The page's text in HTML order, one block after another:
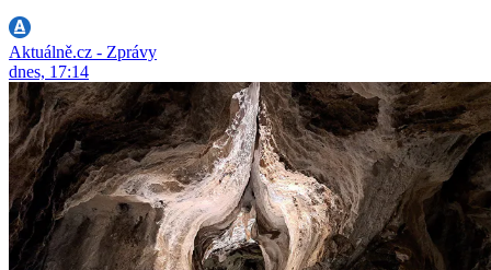
Aktuálně.cz - Zprávy
dnes, 17:14